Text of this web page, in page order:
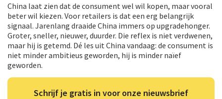
China laat zien dat de consument wel wil kopen, maar vooral
beter wil kiezen. Voor retailers is dat een erg belangrijk
signaal. Jarenlang draaide China immers op upgradehonger.
Groter, sneller, nieuwer, duurder. Die reflex is niet verdwenen,
maar hij is getemd. Dé les uit China vandaag: de consument is
niet minder ambitieus geworden, hij is minder naïef
geworden.
Schrijf je gratis in voor onze nieuwsbrief